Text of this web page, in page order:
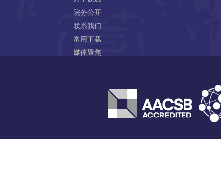
院务公开
联系我们
常用下载
媒体聚焦